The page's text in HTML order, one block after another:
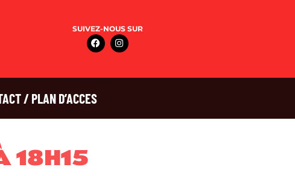
SUIVEZ-NOUS SUR
/ PLAN D’ACCES
18H15